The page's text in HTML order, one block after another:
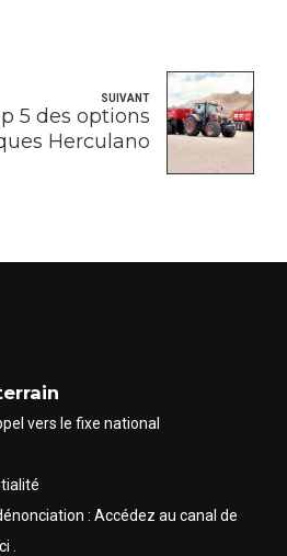
SUIVANT
5 des options
Herculano
vers le fixe national
: Accédez au canal de
.